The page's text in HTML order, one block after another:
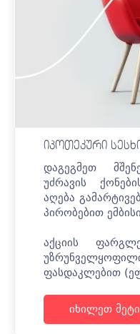
იპოთეკური
დაგეგმეთ
უძრავის
აღება
პირობებით
აქციის
ფასდაკლებით
იხილეთ მეტი